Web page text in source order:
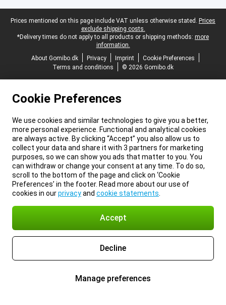
Legal footer
Prices mentioned on this page include VAT unless otherwise stated. Prices
exclude shipping costs.
*Delivery times do not apply to all products or shipping methods: more
information.
About Gomibo.dk
Privacy Imprint
Cookie Preferences
Terms and conditions
© 2026 Gomibo.dk
Cookie Preferences
We use cookies and similar technologies to give you a better,
more personal experience. Functional and analytical cookies
are always active. By clicking “Accept” you also allow us to
collect your data and share it with 3 partners for marketing
purposes, so we can show you ads that matter to you. You
can withdraw or change your consent at any time. To do so,
scroll to the bottom of the page and click on ‘Cookie
Preferences’ in the footer. Read more about our use of
cookies in ourprivacyand cookie statements
Accept
Decline
Manage preferences